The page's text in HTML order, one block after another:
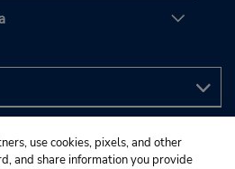
use cookies, pixels, and other
and share information you provide